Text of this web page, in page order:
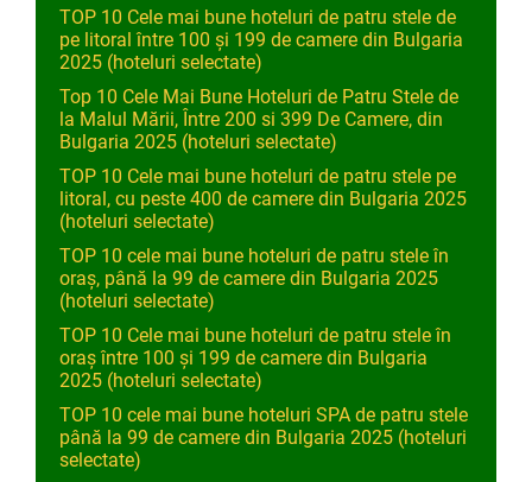
TOP 10 Cele mai bune hoteluri de patru stele de
pe litoral între 100 și 199 de camere din Bulgaria
2025 (hoteluri selectate)
Top 10 Cele Mai Bune Hoteluri de Patru Stele de
la Malul Mării, Între 200 si 399 De Camere, din
Bulgaria 2025 (hoteluri selectate)
TOP 10 Cele mai bune hoteluri de patru stele pe
litoral, cu peste 400 de camere din Bulgaria 2025
(hoteluri selectate)
TOP 10 cele mai bune hoteluri de patru stele în
oraș, până la 99 de camere din Bulgaria 2025
(hoteluri selectate)
TOP 10 Cele mai bune hoteluri de patru stele în
oraș între 100 și 199 de camere din Bulgaria
2025 (hoteluri selectate)
TOP 10 cele mai bune hoteluri SPA de patru stele
până la 99 de camere din Bulgaria 2025 (hoteluri
selectate)